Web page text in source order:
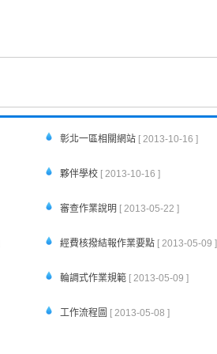
彰北一區相關網站 [ 2013-10-16 ]
夥伴學校 [ 2013-10-16 ]
審查作業說明 [ 2013-05-22 ]
經費核撥結報作業要點 [ 2013-05-09 ]
輪調式作業規範 [ 2013-05-09 ]
工作流程圖 [ 2013-05-08 ]